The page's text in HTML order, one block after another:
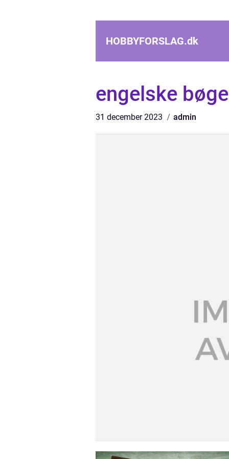
HOBBYFORSLAG.dk
engelske
31 december 2023 admin